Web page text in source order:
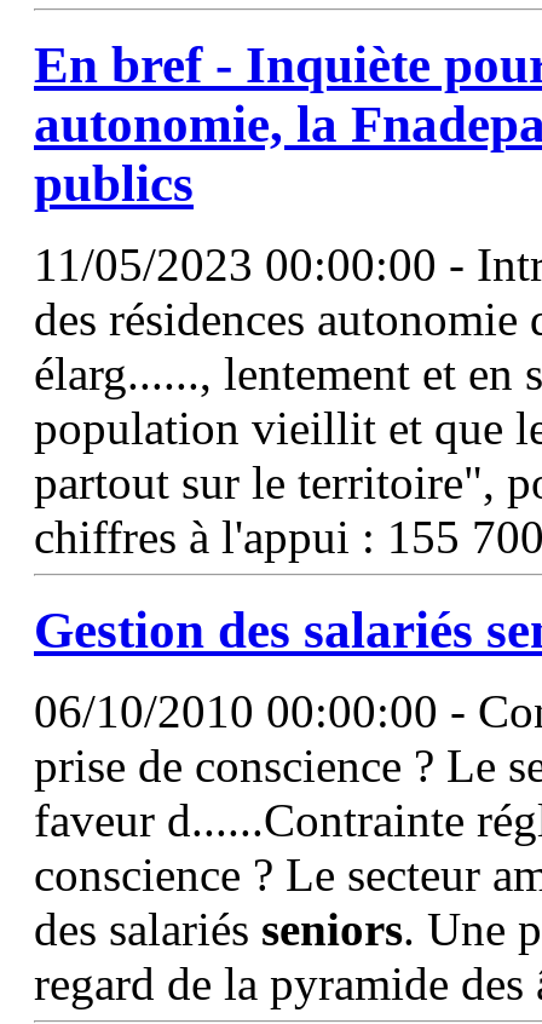
En bref - Inquiète
autonomie, la
publics
11/05/2023 00:00:00 -
des résidences
élarg......, lentement et en
population vieillit et que
partout sur le territoire",
chiffres à l'appui : 155
Gestion des salariés
06/10/2010 00:00:00 -
prise de conscience ? Le
faveur d......Contrainte
conscience ? Le secteur
des salariés seniors. Une
regard de la pyramide des